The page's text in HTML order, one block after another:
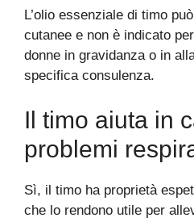
L’olio essenziale di timo
cutanee e non è indicato
donne in gravidanza o in
specifica consulenza.
Il timo aiuta in
problemi
Sì, il timo ha proprietà
che lo rendono utile per